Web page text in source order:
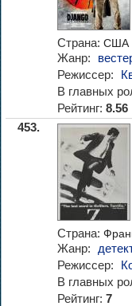
Страна: США
Жанр:
Режиссер:
В главных
Рейтинг: 8.56
453.
Страна:
Жанр:
Режиссер:
В главных
Рейтинг: 7